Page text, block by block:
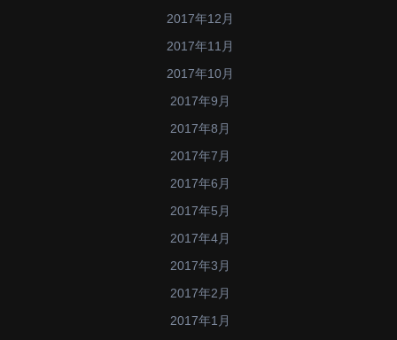
2017年12月
2017年11月
2017年10月
2017年9月
2017年8月
2017年7月
2017年6月
2017年5月
2017年4月
2017年3月
2017年2月
2017年1月